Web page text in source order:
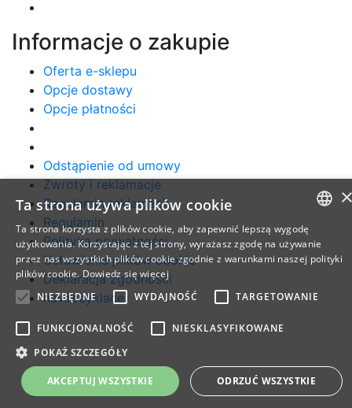
Informacje o zakupie
Oferta e-sklepu
Opcje dostawy
Opcje płatności
Odstąpienie od umowy
Zwroty i reklamacje
Regulamin reklamacji
Regulamin
Polityka prywatności
Ustawienia plików cookie
Deklaracja zgodności
nav.recyklace
CZECH
SLOVAK
ENGLISH
Ta strona używa plików cookie
Ta strona korzysta z plików cookie, aby zapewnić lepszą wygodę
użytkowania. Korzystając z tej strony, wyrażasz zgodę na używanie
przez nas wszystkich plików cookie zgodnie z warunkami naszej polityki
plików cookie. Dowiedz się więcej
NIEZBĘDNE
WYDAJNOŚĆ TARGETOWANIE
FUNKCJONALNOŚĆ
NIESKLASYFIKOWANE
POKAŻ SZCZEGÓŁY
AKCEPTUJ WSZYSTKIE ODRZUĆ WSZYSTKIE